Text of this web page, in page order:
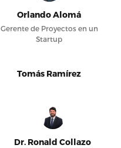
Orlando Alomá
Gerente de Proyectos en un
Startup
Tomás Ramírez
Dr. Ronald Collazo